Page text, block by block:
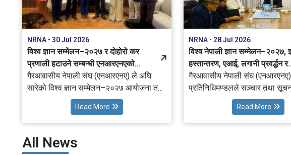
NRNA • 30 Jul 2026
विश्व ज्ञान सम्मेलन–२०२७ र दोहोरो कर
प्रणाली हटाउने सम्बन्धी एनआरएनएको
प्रस्तावमा सरकार सकारात्मक, सहकार्य गर्ने
प्रतिबद्धता
गैरआवासीय नेपाली संघ (एनआरएनए) ले अघि
सारेको विश्व ज्ञान सम्मेलन–२०२७ आयोजना तथा
सम्बन्धी को प्रस्तावप्रति नेपाल सरकार
सकारात्मक देखिएको छ। अर्थमन्त्री डा. स्वर्णिम
वाग्लेले यी दुवै विषय नेपालको आर्थिक विकास,
ज्ञान हस्तान्तरण र वैदेशिक लगानी प्रवर्द्धनका
Read More
NRNA • 28 Jul 2026
विश्व नेपाली ज्ञान सम्मेलन–२०२७,
हस्तान्तरण, एआई, लगानी प्रवर्द्धन र
गैरआवासीय नेपाली
गैरआवासीय नेपाली संघ
प्रतिनिधिमण्डलले सञ्चार तथा
विक्रम तिमल्सिनासँग भेट गरी चौथो
सम्मेलन–२०२७ (4th NRNA
Knowledge Convention
Read More
All News